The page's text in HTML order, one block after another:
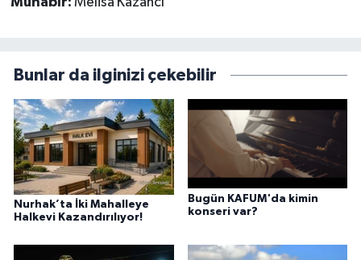
Bunlar da ilginizi çekebilir
Nurhak’ta İki Mahalleye
Halkevi Kazandırılıyor!
Bugün KAFUM'da kimin
konseri var?